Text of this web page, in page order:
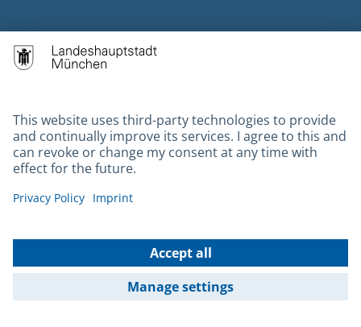
Contact
Gebärdensprache
Datenschutz
Kontakt
© 2026 Portal München Betriebs GmbH & Co. KG - Ein Service der
Landeshauptstadt München und der Stadtwerke München GmbH